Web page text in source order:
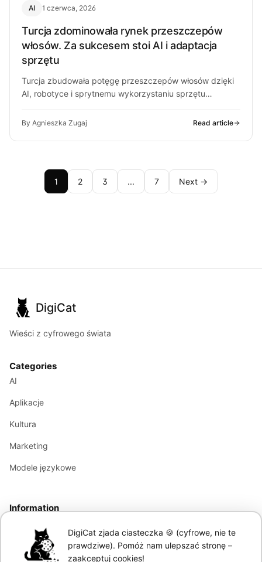
AI 1 czerwca, 2026
Turcja zdominowała rynek przeszczepów
włosów. Za sukcesem stoi AI i adaptacja
sprzętu
Turcja zbudowała potęgę przeszczepów włosów dzięki
AI, robotyce i sprytnemu wykorzystaniu sprzętu
By Agnieszka Zugaj Read article
1 2 3 ... 7 Next →
DigiCat
Wieści z cyfrowego świata
Categories
AI
Aplikacje
Kultura
Marketing
Modele językowe
Information
Polityka Prywatności
DigiCat zjada ciasteczka 🍪 (cyfrowe, nie te
prawdziwe). Pomóż nam ulepszać stronę –
zaakceptuj cookies!